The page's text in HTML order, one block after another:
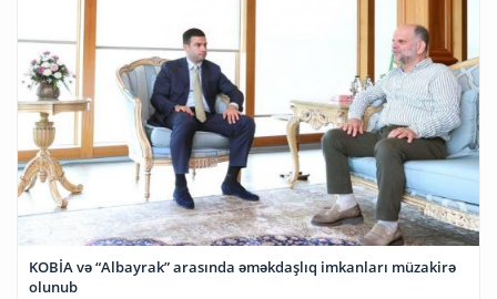
KOBİA və “Albayrak” arasında əməkdaşlıq imkanları müzakirə
olunub